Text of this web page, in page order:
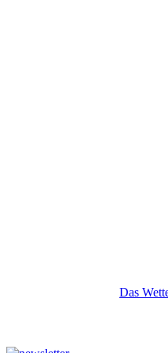
Das